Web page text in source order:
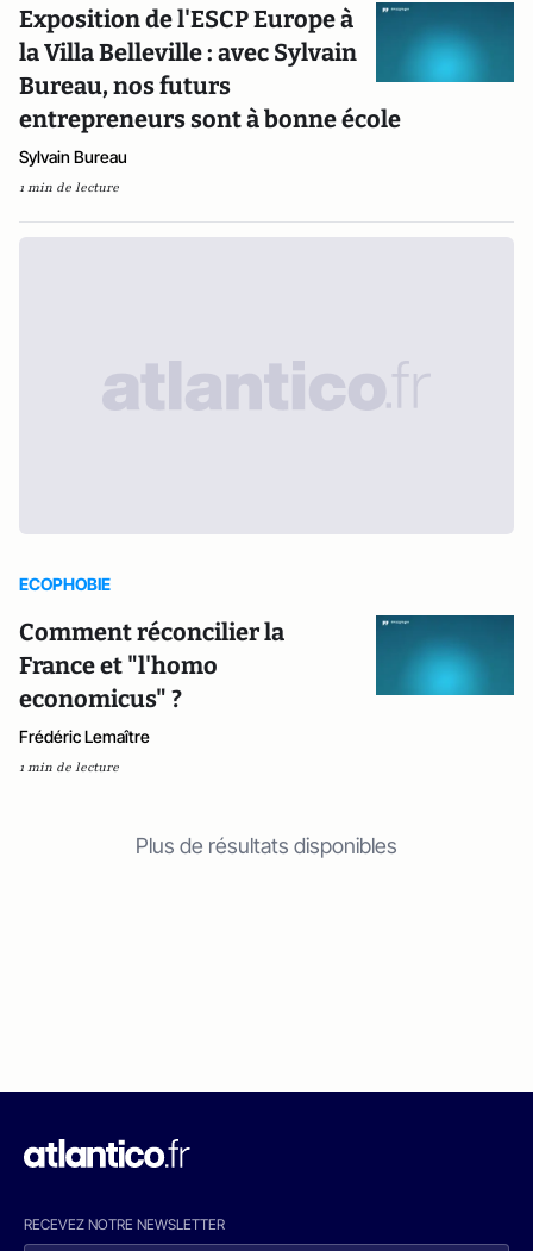
Exposition de l'ESCP Europe à
la Villa Belleville : avec Sylvain
Bureau, nos futurs
entrepreneurs sont à bonne école
Sylvain Bureau
1 min de lecture
ECOPHOBIE
Comment réconcilier la
France et "l'homo
economicus" ?
Frédéric Lemaître
1 min de lecture
Plus de résultats disponibles
RECEVEZ NOTRE NEWSLETTER